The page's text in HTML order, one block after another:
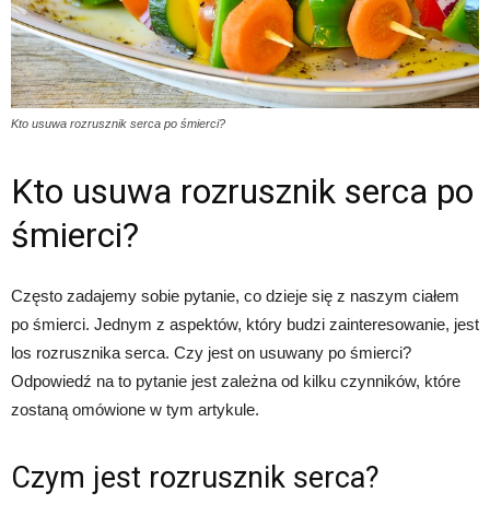
Kto usuwa rozrusznik serca po śmierci?
Kto usuwa rozrusznik serca po
śmierci?
Często zadajemy sobie pytanie, co dzieje się z naszym ciałem
po śmierci. Jednym z aspektów, który budzi zainteresowanie, jest
los rozrusznika serca. Czy jest on usuwany po śmierci?
Odpowiedź na to pytanie jest zależna od kilku czynników, które
zostaną omówione w tym artykule.
Czym jest rozrusznik serca?